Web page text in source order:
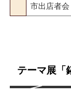
市出店者会
テーマ展「